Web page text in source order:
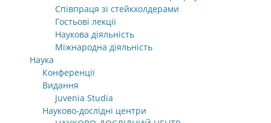
Співпраця зі стейкхолдерами
Гостьові лекції
Наукова діяльність
Міжнародна діяльність
Наука
Конференції
Видання
Juvenia Studia
Науково-дослідні центри